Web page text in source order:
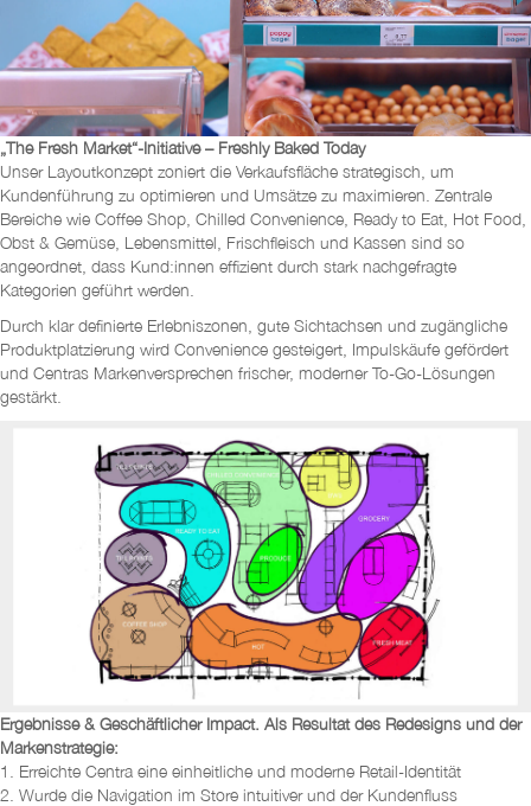
„The Fresh Market“-Initiative – Freshly Baked Today
Unser Layoutkonzept zoniert die Verkaufsfläche strategisch, um
Kundenführung zu optimieren und Umsätze zu maximieren. Zentrale
Bereiche wie Coffee Shop, Chilled Convenience, Ready to Eat, Hot Food,
Obst & Gemüse, Lebensmittel, Frischfleisch und Kassen sind so
angeordnet, dass Kund:innen effizient durch stark nachgefragte
Kategorien geführt werden.
Durch klar definierte Erlebniszonen, gute Sichtachsen und zugängliche
Produktplatzierung wird Convenience gesteigert, Impulskäufe gefördert
und Centras Markenversprechen frischer, moderner To-Go-Lösungen
gestärkt.
Ergebnisse & Geschäftlicher Impact. Als Resultat des Redesigns und der
Markenstrategie:
1. Erreichte Centra eine einheitliche und moderne Retail-Identität
2. Wurde die Navigation im Store intuitiver und der Kundenfluss